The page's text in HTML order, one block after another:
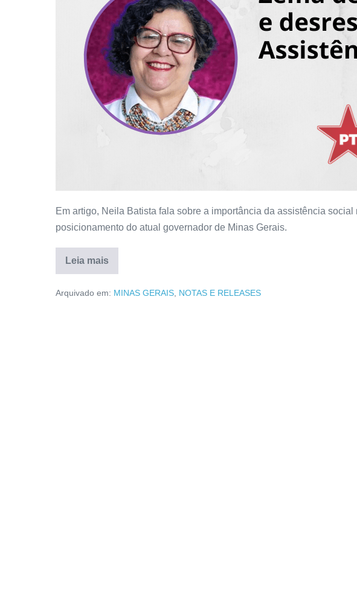
Em artigo, Neila Batista fala sobre a importância da assistência
posicionamento do atual governador de Minas Gerais.
Leia mais
Arquivado em: MINAS GERAIS NOTAS E RELEASES